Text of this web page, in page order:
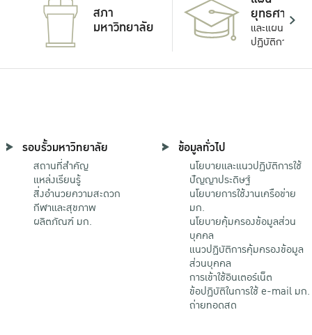
สภา
มหาวิทยาลัย
ยุทธศาสตร์
และแผน
ปฏิบัติการ
รอบรั้วมหาวิทยาลัย
สถานที่สำคัญ
แหล่งเรียนรู้
สิ่งอำนวยความสะดวก
กีฬาและสุขภาพ
ผลิตภัณฑ์ มก.
ข้อมูลทั่วไป
นโยบายและแนวปฏิบัติการใช้
ปัญญาประดิษฐ์
นโยบายการใช้งานเครือข่าย
มก.
นโยบายคุ้มครองข้อมูลส่วน
บุคคล
แนวปฏิบัติการคุ้มครองข้อมูล
ส่วนบุคคล
การเข้าใช้อินเตอร์เน็ต
ข้อปฏิบัติในการใช้ e-mail มก.
ถ่ายทอดสด